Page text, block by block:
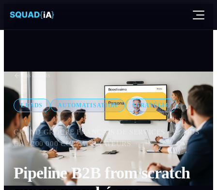
Cas clients
LEADS AUTOMATISATION STRATÉGIE
GRAND GROUPE FRANÇAIS DE SERVICES · 35 MDS
CA · 200 000 COLLABORATEURS
Pipeline B2B from scratch